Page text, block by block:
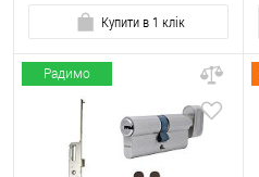
Купити в 1 клік
Радимо